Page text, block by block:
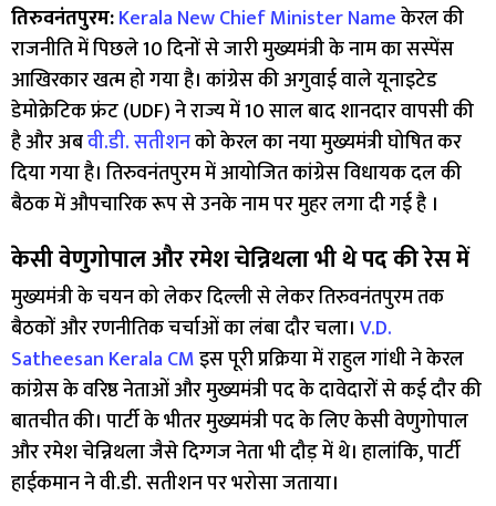
तिरुवनंतपुरम:Kerala New Chief Minister Nameकेरल की
राजनीति में पिछले 10 दिनों से जारी मुख्यमंत्री के नाम का सस्पेंस
आखिरकार खत्म हो गया है। कांग्रेस की अगुवाई वाले यूनाइटेड
डेमोक्रेटिक फ्रंट (UDF) ने राज्य में 10 साल बाद शानदार वापसी की
है और अबवी.डी. सतीशनको केरल का नया मुख्यमंत्री घोषित कर
दिया गया है। तिरुवनंतपुरम में आयोजित कांग्रेस विधायक दल की
बैठक में औपचारिक रूप से उनके नाम पर मुहर लगा दी गई है ।
केसी वेणुगोपाल और रमेश चेन्निथला भी थे पद की रेस में
मुख्यमंत्री के चयन को लेकर दिल्ली से लेकर तिरुवनंतपुरम तक
बैठकों और रणनीतिक चर्चाओं का लंबा दौर चला। V.D.
Satheesan Kerala CMइस पूरी प्रक्रिया में राहुल गांधी ने केरल
कांग्रेस के वरिष्ठ नेताओं और मुख्यमंत्री पद के दावेदारों से कई दौर की
बातचीत की। पार्टी के भीतर मुख्यमंत्री पद के लिए केसी वेणुगोपाल
और रमेश चेन्निथला जैसे दिग्गज नेता भी दौड़ में थे। हालांकि, पार्टी
हाईकमान ने वी.डी. सतीशन पर भरोसा जताया।